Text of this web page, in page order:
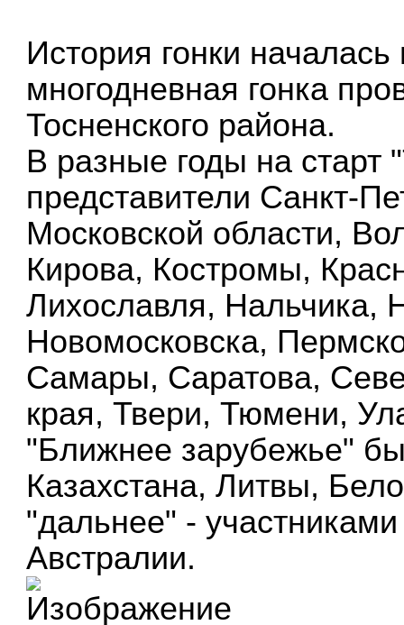
История гонки
многодневная гонка
Тосненского района.
В разные годы на старт
представители Санкт-
Московской области,
Кирова, Костромы,
Лихославля, Нальчика,
Новомосковска,
Самары, Саратова,
края, Твери, Тюмени,
"Ближнее зарубежье"
Казахстана, Литвы,
"дальнее" -
Австралии.